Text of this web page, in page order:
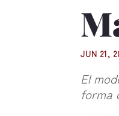
JUN 21,
El
forma